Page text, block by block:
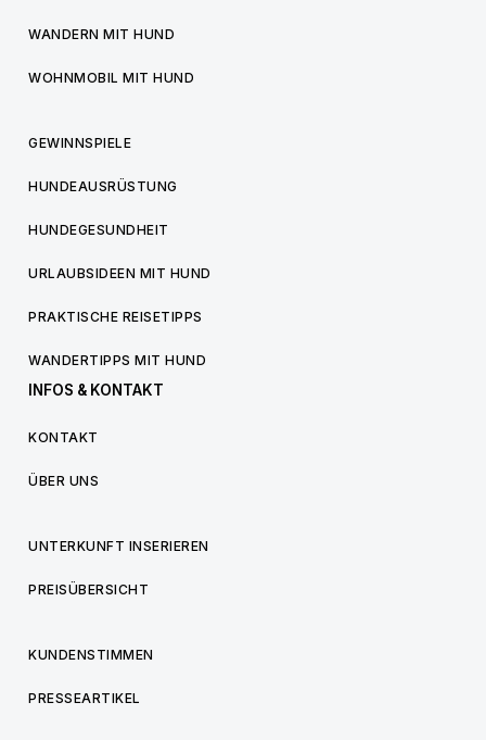
WANDERN MIT HUND
WOHNMOBIL MIT HUND
GEWINNSPIELE
HUNDEAUSRÜSTUNG
HUNDEGESUNDHEIT
URLAUBSIDEEN MIT HUND
PRAKTISCHE REISETIPPS
WANDERTIPPS MIT HUND
INFOS & KONTAKT
KONTAKT
ÜBER UNS
UNTERKUNFT INSERIEREN
PREISÜBERSICHT
KUNDENSTIMMEN
PRESSEARTIKEL